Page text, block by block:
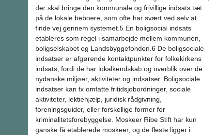
der skal bringe den kommunale og frivillige indsats tæt
på de lokale beboere, som ofte har svært ved selv at
finde vej gennem systemet.5 En boligsocial indsats
etableres som regel i samarbejde mellem kommunen,
boligselskabet og Landsbyggefonden.6 De boligsociale
indsatser er afgørende kontaktpunkter for folkekirkens
indsats, fordi de har lokalkendskab og overblik over de
nydanske miljøer, aktiviteter og indsatser. Boligsociale
indsatser kan fx omfatte fritidsjobordninger, sociale
aktiviteter, lektiehjælp, juridisk rådgivning,
foreningsguider, eller forskellige former for
kriminalitetsforebyggelse. Moskeer Ribe Stift har kun
ganske få etablerede moskeer, og de fleste ligger i